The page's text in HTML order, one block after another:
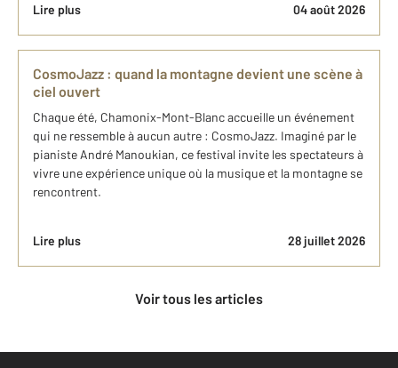
Lire plus 04 août 2026
CosmoJazz : quand la montagne devient une scène à
ciel ouvert
Chaque été, Chamonix-Mont-Blanc accueille un événement
qui ne ressemble à aucun autre : CosmoJazz. Imaginé par le
pianiste André Manoukian, ce festival invite les spectateurs à
vivre une expérience unique où la musique et la montagne se
rencontrent.
Lire plus 28 juillet 2026
Voir tous les articles